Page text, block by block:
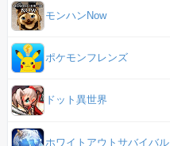
モンハンNow
ポケモンフレンズ
ドット異世界
ホワイトアウトサバイバル